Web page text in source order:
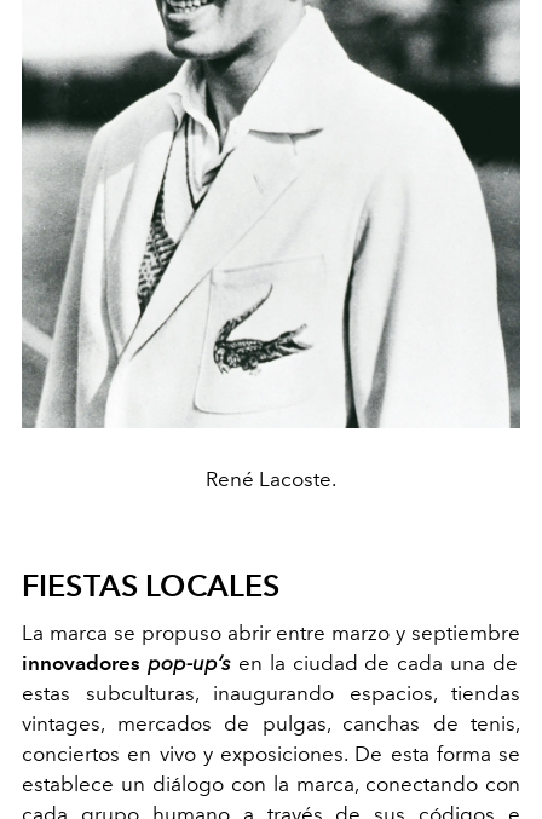
René Lacoste.
FIESTAS LOCALES
La marca se propuso abrir entre marzo y septiembre
innovadores pop-up’sen la ciudad de cada una de
estas subculturas, inaugurando espacios, tiendas
vintages, mercados de pulgas, canchas de tenis,
conciertos en vivo y exposiciones. De esta forma se
establece un diálogo con la marca, conectando con
cada grupo humano a través de sus códigos e